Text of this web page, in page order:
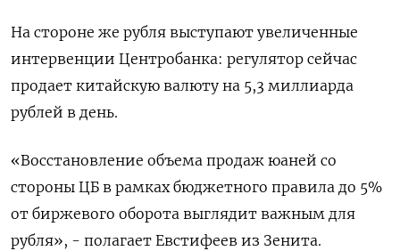
На стороне же рубля выступают увеличенные
интервенции Центробанка: регулятор сейчас
продает китайскую валюту на 5,3 миллиарда
рублей в день.
«Восстановление объема продаж юаней со
стороны ЦБ в рамках бюджетного правила до 5%
от биржевого оборота выглядит важным для
рубля», - полагает Евстифеев из Зенита.